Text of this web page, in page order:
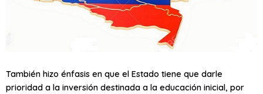
También hizo énfasis en que el Estado tiene que darle
prioridad a la inversión destinada a la educación inicial, por